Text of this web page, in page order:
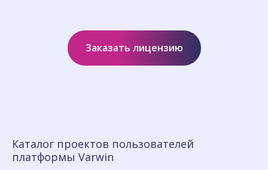
Заказать лицензию
Каталог проектов пользователей
платформы Varwin